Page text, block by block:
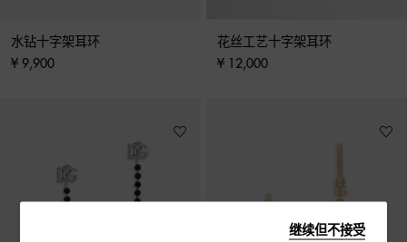
水钻十字架耳环
¥ 9,900
花丝工艺十字架耳环
¥ 12,000
继续但不接受